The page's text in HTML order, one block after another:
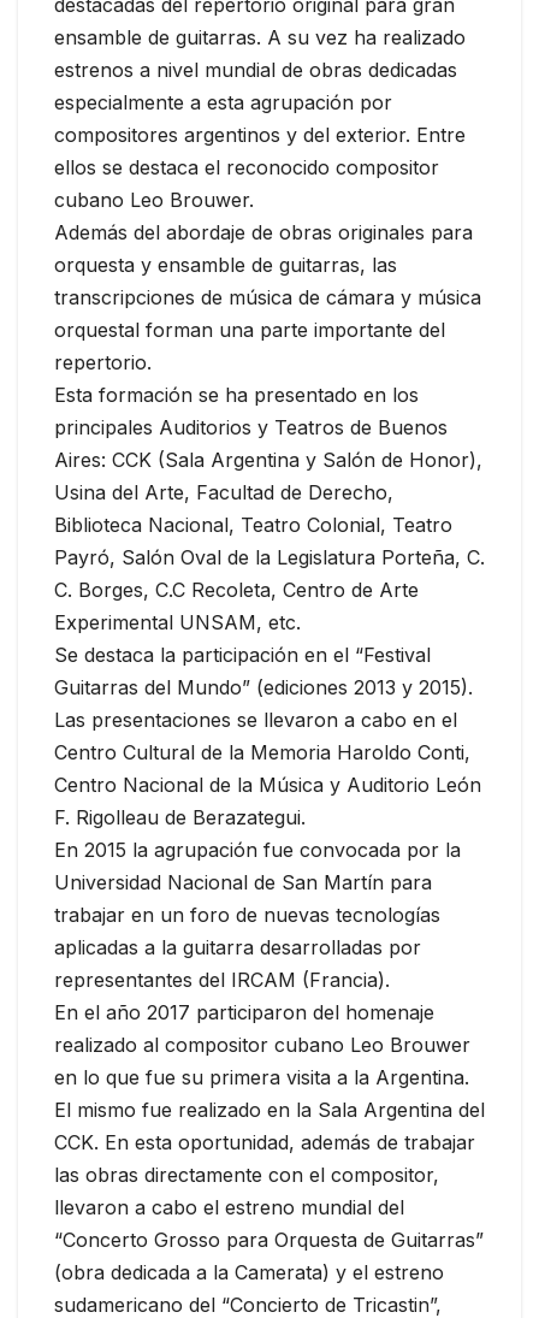
ensamble de guitarras. A su vez ha realizado
estrenos a nivel mundial de obras dedicadas
especialmente a esta agrupación por
compositores argentinos y del exterior. Entre
ellos se destaca el reconocido compositor
cubano Leo Brouwer.
Además del abordaje de obras originales para
orquesta y ensamble de guitarras, las
transcripciones de música de cámara y música
orquestal forman una parte importante del
repertorio.
Esta formación se ha presentado en los
principales Auditorios y Teatros de Buenos
Aires: CCK ​(Sala Argentina y Salón de Honor),
Usina del Arte​, Facultad de Derecho​,
Biblioteca Nacional, Teatro Colonial, Teatro
Payró, Salón Oval de la Legislatura Porteña, C.
C. Borges, C.C Recoleta, Centro de Arte
Experimental UNSAM, etc.
Se destaca la participación en el “Festival
Guitarras del Mundo” (ediciones 2013 y 2015).
Las presentaciones se llevaron a cabo en el
Centro Cultural de la Memoria Haroldo Conti,
Centro Nacional de la Música y Auditorio León
F. Rigolleau de Berazategui.
En 2015 la agrupación fue convocada por la
Universidad Nacional de San Martín para
trabajar en un foro de nuevas tecnologías
aplicadas a la guitarra desarrolladas por
representantes del IRCAM​ (Francia).
En el año 2017 participaron del homenaje
realizado al compositor cubano Leo Brouwer
en lo que fue su primera visita a la Argentina.
El mismo fue realizado en la Sala Argentina del
CCK​. En esta oportunidad, además de trabajar
las obras directamente con el compositor,
llevaron a cabo el estreno mundial del
“Concerto Grosso para Orquesta de Guitarras”
(obra dedicada a la Camerata) y el estreno
sudamericano del “Concierto de Tricastin”,